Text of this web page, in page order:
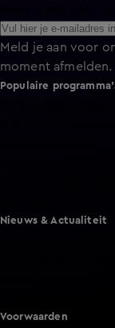
Meld je aan voor
moment
Populaire
Nieuws & Actualiteit
Voorwaarden